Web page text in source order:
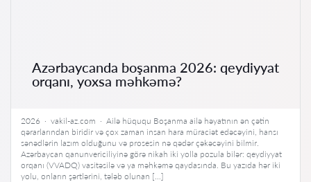
Azərbaycanda boşanma 2026: qeydiyyat
orqanı, yoxsa məhkəmə?
2026 · vakil-az.com · Ailə hüququ Boşanma ailə həyatının ən çətin
qərarlarından biridir və çox zaman insan hara müraciət edəcəyini, hansı
sənədlərin lazım olduğunu və prosesin nə qədər çəkəcəyini bilmir.
Azərbaycan qanunvericiliyinə görə nikah iki yolla pozula bilər: qeydiyyat
orqanı (VVADQ) vasitəsilə və ya məhkəmə qaydasında. Bu yazıda hər iki
yolu, onların şərtlərini, tələb olunan […]